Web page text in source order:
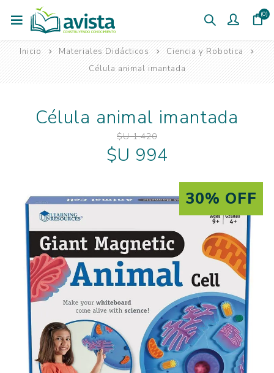
(0)
Inicio Materiales Didácticos
Ciencia y Robotica
Célula animal imantada
30% OFF
Célula animal imantada
$U 1.420
$U 994